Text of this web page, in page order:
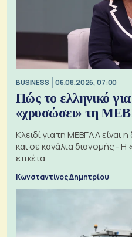
BUSINESS 06.08.2026, 07:00
Πώς το ελληνικό
«χρυσώσει» τη
Κλειδί για τη ΜΕΒΓΑΛ είναι
και σε κανάλια διανομής - Η
ετικέτα
Κωνσταντίνος Δημητρίου